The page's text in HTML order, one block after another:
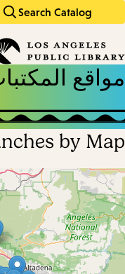
Search Catalog
keywords
مواقع
by Map